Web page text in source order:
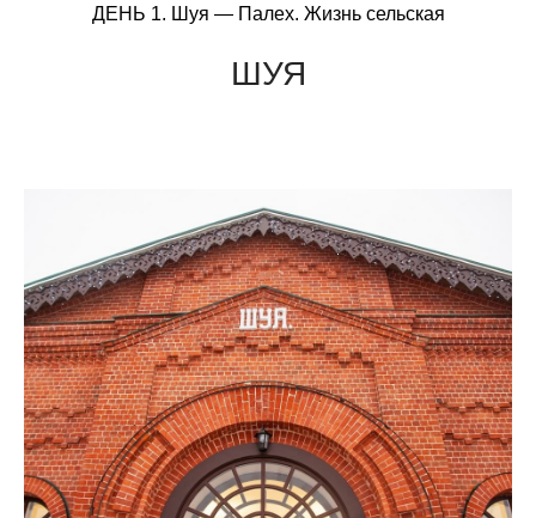
ДЕНЬ 1. Шуя — Палех. Жизнь сельская
ШУЯ